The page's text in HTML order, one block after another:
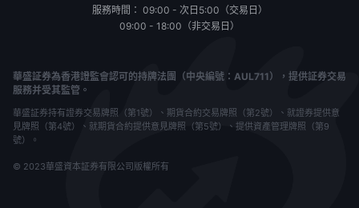
服務時間： 09:00 - 次日5:00（交易日）
09:00 - 18:00（非交易日）
華盛証券為香港證監會認可的持牌法團（中央編號：AUL711），提供証券交易
服務并受其監管。
華盛証券持有證券交易牌照（第1號）、期貨合約交易牌照（第2號）、就證券提供意
見牌照（第4號）、就期貨合約提供意見牌照（第5號）、提供資產管理牌照（第9
號）。
© 2023華盛資本証券有限公司版權所有